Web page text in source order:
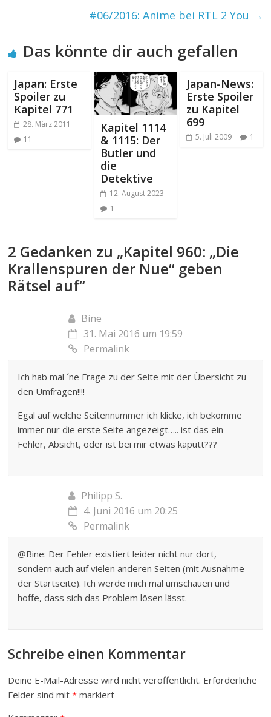
#06/2016: Anime bei RTL 2 You →
Das könnte dir auch gefallen
Japan: Erste
Spoiler zu
Kapitel 771
28. März 2011
11
Kapitel 1114
& 1115: Der
Butler und
die
Detektive
12. August 2023
1
Japan-News:
Erste Spoiler
zu Kapitel
699
5. Juli 2009 1
2 Gedanken zu „Kapitel 960: „Die
Krallenspuren der Nue“ geben
Rätsel auf“
Bine
31. Mai 2016 um 19:59
Permalink
Ich hab mal ´ne Frage zu der Seite mit der Übersicht zu
den Umfragen!!!!
Egal auf welche Seitennummer ich klicke, ich bekomme
immer nur die erste Seite angezeigt….. ist das ein
Fehler, Absicht, oder ist bei mir etwas kaputt???
Philipp S.
4. Juni 2016 um 20:25
Permalink
@Bine: Der Fehler existiert leider nicht nur dort,
sondern auch auf vielen anderen Seiten (mit Ausnahme
der Startseite). Ich werde mich mal umschauen und
hoffe, dass sich das Problem lösen lässt.
Schreibe einen Kommentar
Deine E-Mail-Adresse wird nicht veröffentlicht. Erforderliche
Felder sind mit* markiert